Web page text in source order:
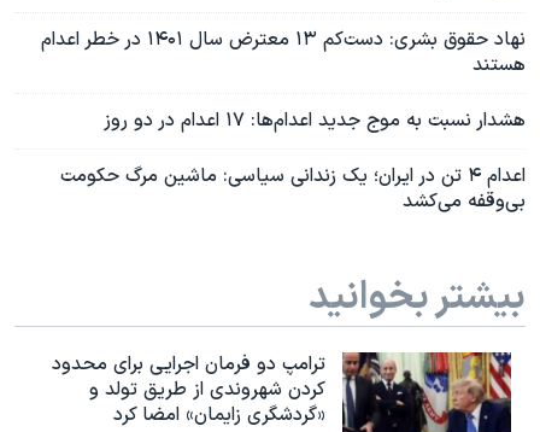
نهاد حقوق بشری: دست‌کم ۱۳ معترض سال ۱۴۰۱ در خطر اعدام
هستند
هشدار نسبت به موج جدید اعدام‌ها: ۱۷ اعدام در دو روز
اعدام ۴ تن در ایران؛ یک زندانی سیاسی: ماشین مرگ حکومت
بی‌وقفه می‌کشد
بیشتر بخوانید
ترامپ دو فرمان اجرایی برای محدود
کردن شهروندی از طریق تولد و
«گردشگری زایمان» امضا کرد